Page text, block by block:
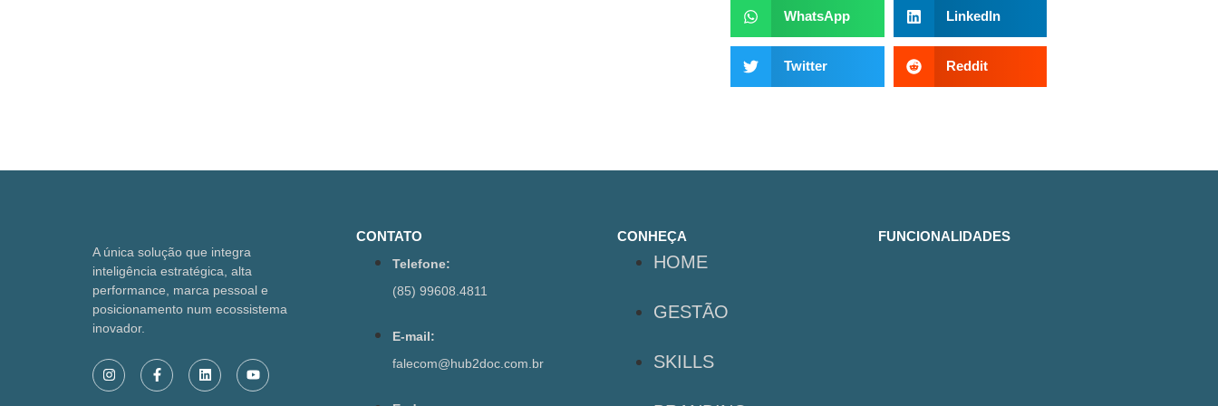
WhatsApp LinkedIn
Twitter Reddit
A única solução que integra
inteligência estratégica, alta
performance, marca pessoal e
posicionamento num ecossistema
inovador.
CONTATO
Telefone:
(85) 99608.4811
E-mail:
falecom@hub2doc.com.br
CONHEÇA
HOME
GESTÃO
SKILLS
FUNCIONALIDADES